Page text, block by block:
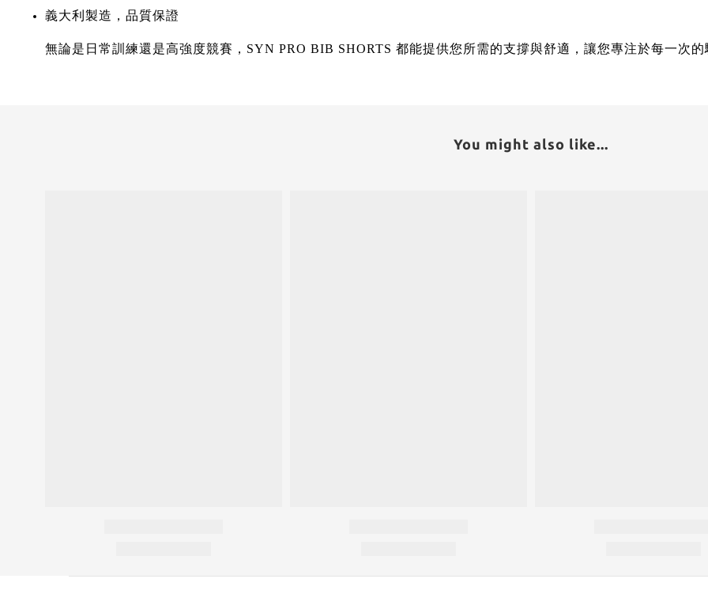
義大利製造，品質保證
無論是日常訓練還是高強度競賽，SYN PRO BIB SHORTS 都能提供您所需的支撐與舒適，讓您專注於每一次的
You might also like...